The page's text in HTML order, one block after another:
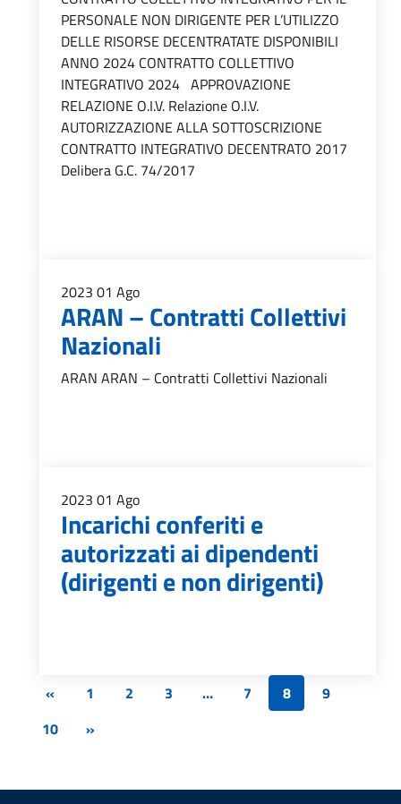
PERSONALE NON DIRIGENTE PER L’UTILIZZO
DELLE RISORSE DECENTRATATE DISPONIBILI
ANNO 2024 CONTRATTO COLLETTIVO
INTEGRATIVO 2024 APPROVAZIONE
RELAZIONE O.I.V. Relazione O.I.V.
AUTORIZZAZIONE ALLA SOTTOSCRIZIONE
CONTRATTO INTEGRATIVO DECENTRATO 2017
Delibera G.C. 74/2017
2023 01 Ago
ARAN – Contratti Collettivi
Nazionali
ARAN ARAN – Contratti Collettivi Nazionali
2023 01 Ago
Incarichi conferiti e
autorizzati ai dipendenti
(dirigenti e non dirigenti)
« 1 2 3 … 7 8
9
10
»